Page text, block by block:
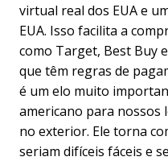
virtual real dos EUA e
EUA. Isso facilita a
como Target, Best Buy
que têm regras de
é um elo muito
americano para nossos
no exterior. Ele torna
seriam difíceis fáceis e